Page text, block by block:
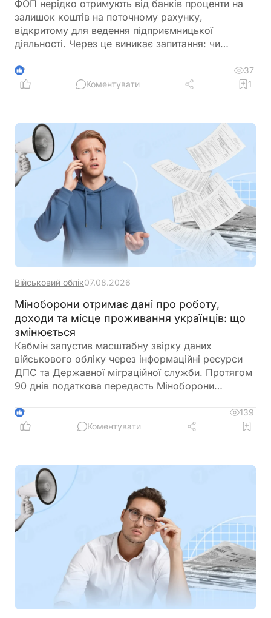
ФОП нерідко отримують від банків проценти на
залишок коштів на поточному рахунку,
відкритому для ведення підприємницької
діяльності. Через це виникає запитання: чи
підприємницького доходу та сплачувати з них
податки як із доходу ФОП. Податкове
фізичної особи. Саме тому проценти, нараховані
банком на залишок коштів, мають окремий
порядок оподаткування
2
37
Коментувати
1
Військовий облік07.08.2026
Міноборони отримає дані про роботу,
доходи та місце проживання українців: що
змінюється
Кабмін запустив масштабну звірку даних
військового обліку через інформаційні ресурси
ДПС та Державної міграційної служби. Протягом
90 днів податкова передасть Міноборони
років, включаючи відомості про місце роботи,
доходи та персональні дані. Паралельно ДМС
відцифрований образ обличчя. Якщо людини ще
немає у військовому реєстрі, система
автоматично сформує для неї цифровий профіль
на підставі отриманої інформації
2
139
Коментувати